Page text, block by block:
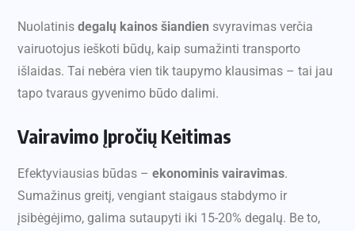
Nuolatinis degalų kainos šiandien svyravimas verčia
vairuotojus ieškoti būdų, kaip sumažinti transporto
išlaidas. Tai nebėra vien tik taupymo klausimas – tai jau
tapo tvaraus gyvenimo būdo dalimi.
Vairavimo Įpročių Keitimas
Efektyviausias būdas – ekonominis vairavimas.
Sumažinus greitį, vengiant staigaus stabdymo ir
įsibėgėjimo, galima sutaupyti iki 15-20% degalų. Be to,